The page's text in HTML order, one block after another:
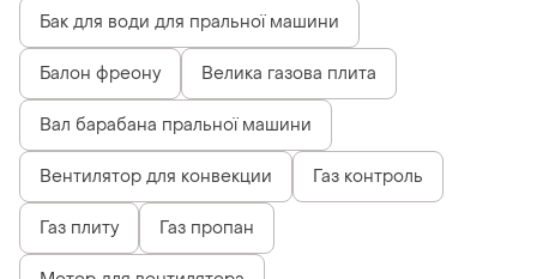
Бак для води для пральної машини
Балон фреону Велика газова плита
Вал барабана пральної машини
Вентилятор для конвекции Газ контроль
Газ плиту Газ пропан